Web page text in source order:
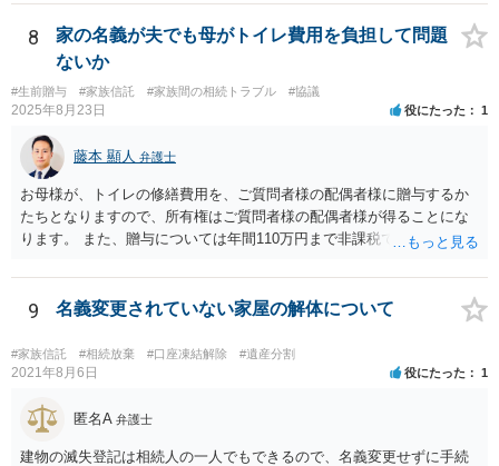
で、その制度を活用する方法も考えられます。 もし契約書の作成まで
視野に入れておられる場合は、お近くの弁護士、できれば相続に強い
弁護士にご相談なさるとよいでしょう。
8
家の名義が夫でも母がトイレ費用を負担して問題
ないか
#生前贈与 #家族信託 #家族間の相続トラブル #協議
2025年8月23日 役にたった 1
藤本 顯人 弁護士
お母様が、トイレの修繕費用を、ご質問者様の配偶者様に贈与するか
たちとなりますので、所有権はご質問者様の配偶者様が得ることにな
ります。 また、贈与については年間110万円まで非課税であり、トイ
9 名義変更されていない家屋の解体について
#家族信託 #相続放棄 #口座凍結解除 #遺産分割
2021年8月6日 役にたった 1
匿名A 弁護士
建物の滅失登記は相続人の一人でもできるので、名義変更せずに手続